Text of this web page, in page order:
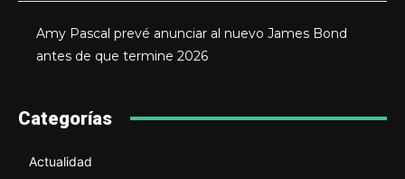
Amy Pascal prevé anunciar al nuevo James Bond
antes de que termine 2026
Categorías
Actualidad